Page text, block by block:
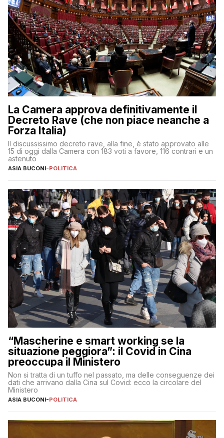
La Camera approva definitivamente il
Decreto Rave (che non piace neanche a
Forza Italia)
Il discussissimo decreto rave, alla fine, è stato approvato alle
15 di oggi dalla Camera con 183 voti a favore, 116 contrari e un
astenuto
ASIA BUCONI-POLITICA
“Mascherine e smart working se la
situazione peggiora”: il Covid in Cina
preoccupa il Ministero
Non si tratta di un tuffo nel passato, ma delle conseguenze dei
dati che arrivano dalla Cina sul Covid: ecco la circolare del
Ministero
ASIA BUCONI-POLITICA